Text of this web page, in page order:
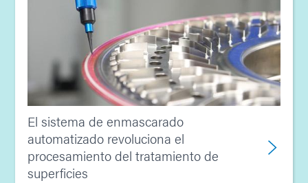
El sistema de enmascarado
automatizado revoluciona el
procesamiento del tratamiento de
superficies